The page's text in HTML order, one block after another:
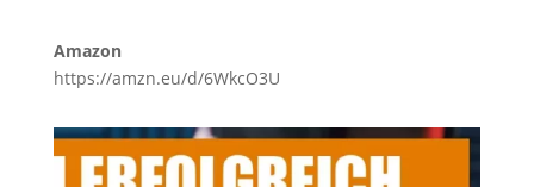
Amazon
https://amzn.eu/d/6WkcO3U